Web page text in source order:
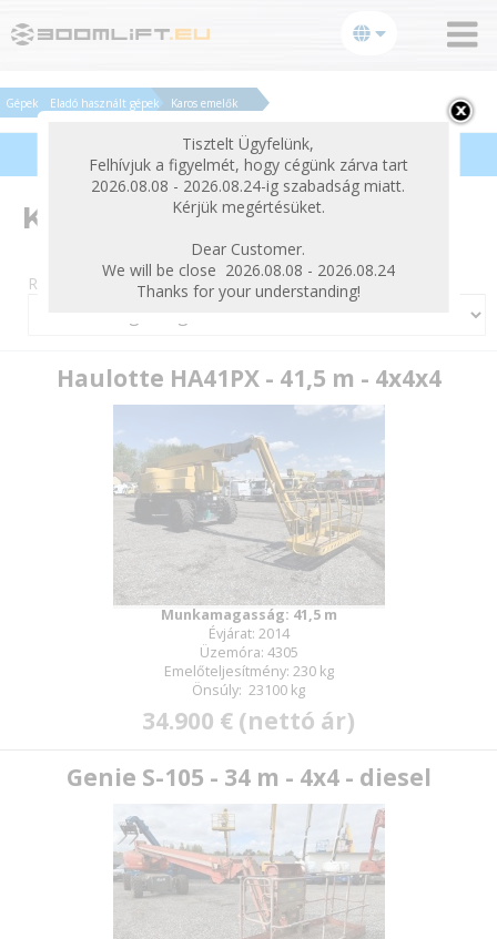
bezárás
Tisztelt Ügyfelünk,
Felhívjuk a figyelmét, hogy cégünk zárva tart
2026.08.08 - 2026.08.24-ig szabadság miatt.
Kérjük megértésüket.
Dear Customer.
We will be close 2026.08.08 - 2026.08.24
Thanks for your understanding!
Gépek Eladó használt gépek Karos emelők
Termékek szűrése
Karos emelők
Rendezés:
Haulotte HA41PX - 41,5 m - 4x4x4
Munkamagasság: 41,5 m
Évjárat: 2014
Üzemóra: 4305
Emelőteljesítmény: 230 kg
Önsúly: 23100 kg
34.900 € (nettó ár)
Genie S-105 - 34 m - 4x4 - diesel